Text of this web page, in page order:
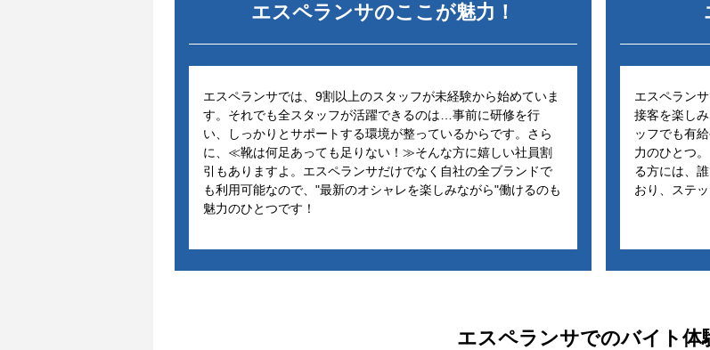
エスペランサのここが魅力！
エスペランサでは、9割以上のスタッフが未経験から始めていま
す。それでも全スタッフが活躍できるのは…事前に研修を行
い、しっかりとサポートする環境が整っているからです。さら
に、≪靴は何足あっても足りない！≫そんな方に嬉しい社員割
引もありますよ。エスペランサだけでなく自社の全ブランドで
も利用可能なので、"最新のオシャレを楽しみながら"働けるのも
エスペラン
接客を楽し
ッフでも有
力のひとつ
る方には、
エスペランサでのバイト体